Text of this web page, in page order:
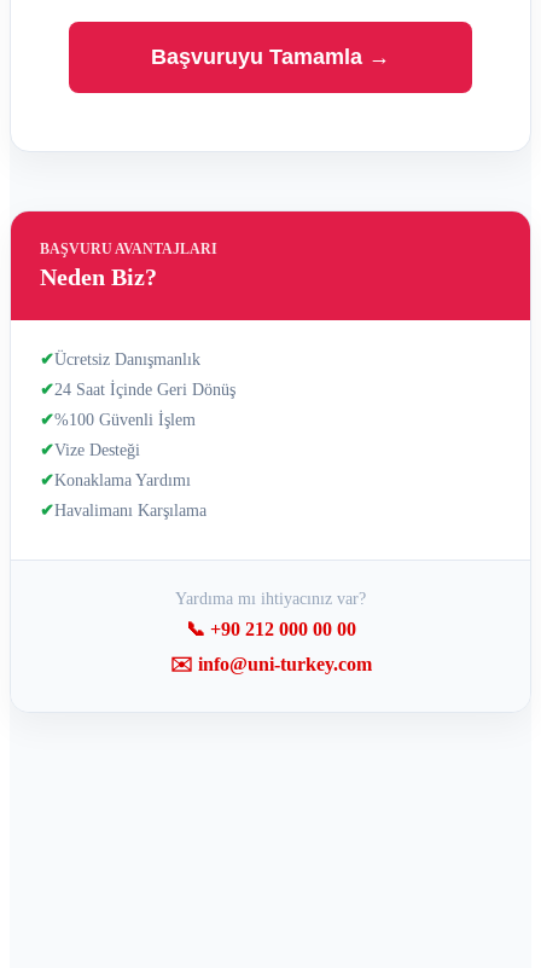
BAŞVURU AVANTAJLARI
Neden Biz?
✔Ücretsiz Danışmanlık
✔24 Saat İçinde Geri Dönüş
✔%100 Güvenli İşlem
✔Vize Desteği
✔Konaklama Yardımı
✔Havalimanı Karşılama
Yardıma mı ihtiyacınız var?
📞 +90 212 000 00 00
✉️ info@uni-turkey.com
Başvuruyu Tamamla →